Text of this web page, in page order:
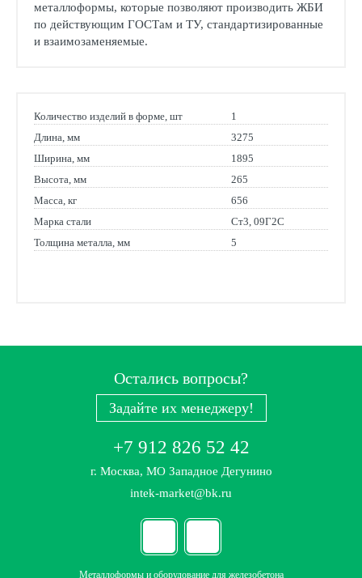
металлоформы, которые позволяют производить ЖБИ
по действующим ГОСТам и ТУ, стандартизированные
и взаимозаменяемые.
Количество изделий в форме, шт
1
Длина, мм
3275
Ширина, мм
1895
Высота, мм
265
Масса, кг
656
Марка стали
Ст3, 09Г2С
Толщина металла, мм
5
Остались вопросы?
Задайте их менеджеру!
+7 912 826 52 42
г. Москва, МО Западное Дегунино
intek-market@bk.ru
Металлоформы и оборудование для железобетона